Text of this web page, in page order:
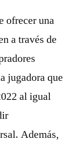
ofrecer una
a través de
jugadora que
al igual
Además,